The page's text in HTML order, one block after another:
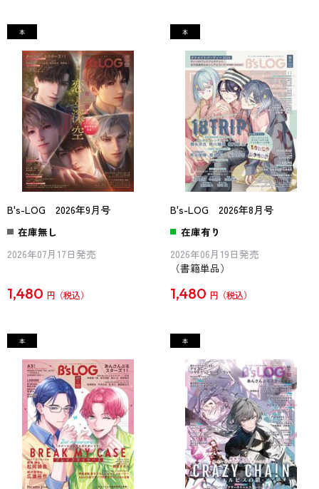
B's-LOG 2026年9月号
在庫無し
2026年07月17日発売
1,480 円
B's-LOG 2026年8月号
在庫有り
2026年06月19日発売
（書籍単品）
1,480 円